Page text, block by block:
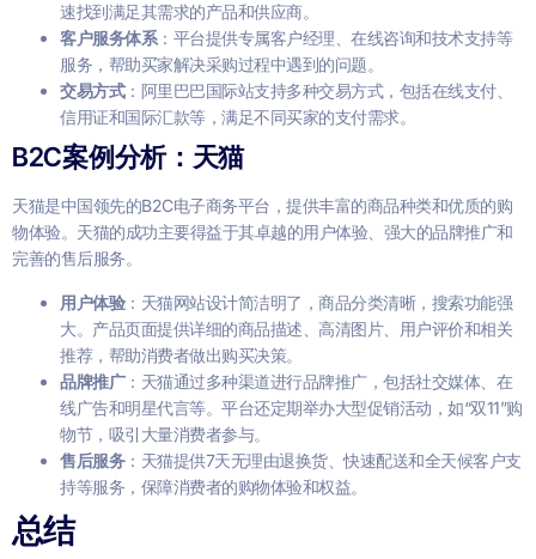
速找到满足其需求的产品和供应商。
客户服务体系：平台提供专属客户经理、在线咨询和技术支持等
服务，帮助买家解决采购过程中遇到的问题。
交易方式：阿里巴巴国际站支持多种交易方式，包括在线支付、
信用证和国际汇款等，满足不同买家的支付需求。
B2C案例分析：天猫
天猫是中国领先的B2C电子商务平台，提供丰富的商品种类和优质的购
物体验。天猫的成功主要得益于其卓越的用户体验、强大的品牌推广和
完善的售后服务。
用户体验：天猫网站设计简洁明了，商品分类清晰，搜索功能强
大。产品页面提供详细的商品描述、高清图片、用户评价和相关
推荐，帮助消费者做出购买决策。
品牌推广：天猫通过多种渠道进行品牌推广，包括社交媒体、在
线广告和明星代言等。平台还定期举办大型促销活动，如“双11”购
物节，吸引大量消费者参与。
售后服务：天猫提供7天无理由退换货、快速配送和全天候客户支
持等服务，保障消费者的购物体验和权益。
总结